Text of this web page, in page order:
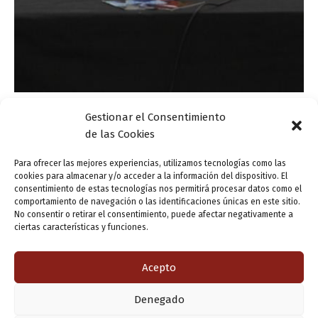
Gestionar el Consentimiento
de las Cookies
Para ofrecer las mejores experiencias, utilizamos tecnologías como las
cookies para almacenar y/o acceder a la información del dispositivo. El
consentimiento de estas tecnologías nos permitirá procesar datos como el
comportamiento de navegación o las identificaciones únicas en este sitio.
No consentir o retirar el consentimiento, puede afectar negativamente a
ciertas características y funciones.
Acepto
Denegado
La reedición de la obra de Umbral se presenta
en el LAVA
ensutinta/12 diciembre, 2013
La Sala Concha Velasco del LAVA acogerá durante la
tarde de hoy, doce de diciembre (2013) la presentación